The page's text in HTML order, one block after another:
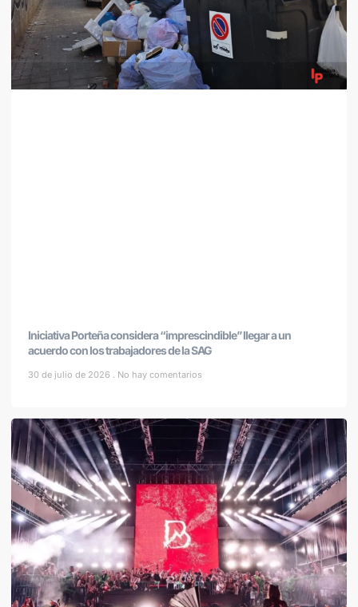
Iniciativa Porteña considera “imprescindible” llegar a un
acuerdo con los trabajadores de la SAG
30 de julio de 2026 No hay comentarios